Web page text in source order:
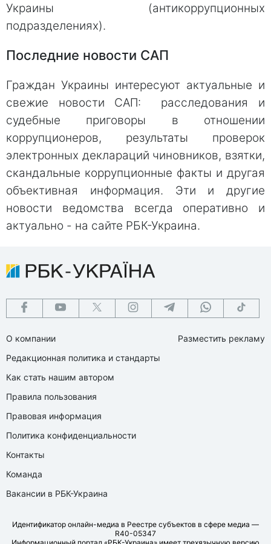
Украины (антикоррупционных
подразделениях).
Последние новости САП
Граждан Украины интересуют актуальные и
свежие новости САП: расследования и
судебные приговоры в отношении
коррупционеров, результаты проверок
электронных деклараций чиновников, взятки,
скандальные коррупционные факты и другая
объективная информация. Эти и другие
новости ведомства всегда оперативно и
актуально - на сайте РБК-Украина.
О компании
Редакционная политика и стандарты
Как стать нашим автором
Правила пользования
Правовая информация
Политика конфиденциальности
Контакты
Команда
Вакансии в РБК-Украина
Разместить рекламу
Идентификатор онлайн-медиа в Реестре субъектов в сфере медиа —
R40-05347